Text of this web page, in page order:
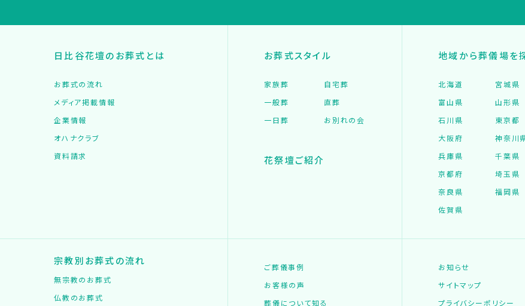
日比谷花壇のお葬式とは
お葬式の流れ
メディア掲載情報
企業情報
オハナクラブ
資料請求
お葬式スタイル
家族葬
自宅葬
一般葬
直葬
一日葬
お別れの会
花祭壇ご紹介
地域から葬儀場を
北海道
宮城県
富山県
山形県
石川県
東京都
大阪府
神奈川
兵庫県
千葉県
京都府
埼玉県
奈良県
福岡県
佐賀県
宗教別お葬式の流れ
無宗教のお葬式
仏教のお葬式
ご葬儀事例
お客様の声
葬儀について知る
お知らせ
サイトマップ
プライバシーポリシー